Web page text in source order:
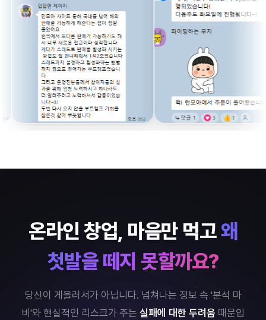
온라인 창업, 마음만 먹고 왜
첫발을 떼지 못할까요?
당신이 게을러서가 아닙니다. 넘쳐나는 정보 속 '분석 마
비'와 현실적인 리스크가 주는 실패에 대한 두려움 때문입